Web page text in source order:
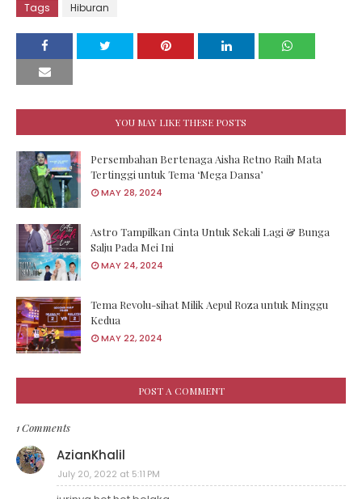
Tags Hiburan
YOU MAY LIKE THESE POSTS
­Persembahan Bertenaga Aisha Retno Raih Mata
Tertinggi untuk Tema ‘Mega Dansa’
MAY 28, 2024
Astro Tampilkan Cinta Untuk Sekali Lagi & Bunga
Salju Pada Mei Ini
MAY 24, 2024
Tema Revolu-sihat Milik Aepul Roza untuk Minggu
Kedua
MAY 22, 2024
POST A COMMENT
1 Comments
AzianKhalil
July 20, 2022 at 5:11 PM